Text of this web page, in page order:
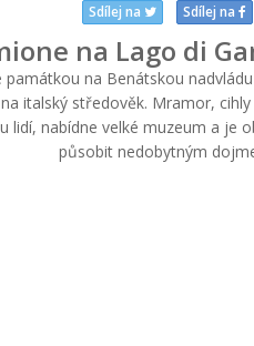
Sdílej na Sdílej na
na Lago di
na Benátskou
italský středověk. Mramor,
lidí, nabídne velké muzeum a je
působit nedobytným